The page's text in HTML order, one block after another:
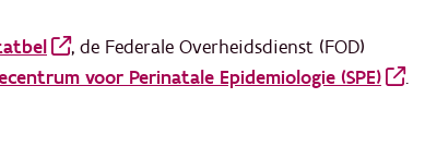
, de Federale Overheidsdienst (FOD)
voor Perinatale Epidemiologie (SPE) .